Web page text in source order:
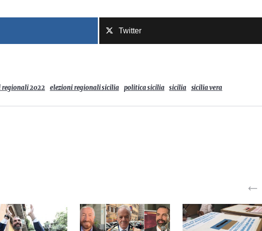
Twitter
regionali 2022 elezioni regionali sicilia politica sicilia sicilia sicilia vera